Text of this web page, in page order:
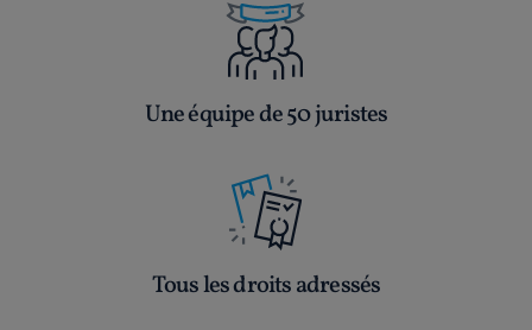
Une équipe de 50 juristes
Tous les droits adressés